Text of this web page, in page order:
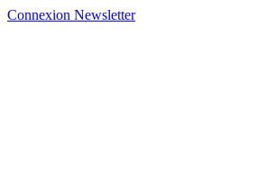
Connexion Newsletter